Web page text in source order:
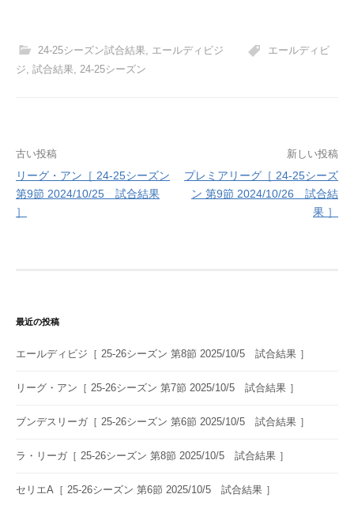
24-25シーズン試合結果, エールディビジ
エールディビ
ジ 試合結果 24-25シーズン
投
稿
ナ
シ
ョ
古い投稿
リーグ・アン［ 24-25シーズン
第9節 2024/10/25 試合結果
］
新しい投稿
プレミアリーグ［ 24-25シーズ
ン 第9節 2024/10/26 試合結
果 ］
最近の投稿
エールディビジ［ 25-26シーズン 第8節 2025/10/5 試合結果 ］
リーグ・アン［ 25-26シーズン 第7節 2025/10/5 試合結果 ］
ブンデスリーガ［ 25-26シーズン 第6節 2025/10/5 試合結果 ］
ラ・リーガ［ 25-26シーズン 第8節 2025/10/5 試合結果 ］
セリエA［ 25-26シーズン 第6節 2025/10/5 試合結果 ］